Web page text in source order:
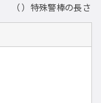
（ ）特殊警棒の長さ